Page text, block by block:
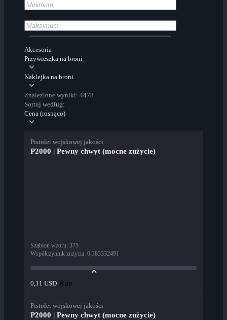
-
Akcesoria
Przywieszka na broni
Naklejka na broni
Znalezione wyniki: 4478
Sortuj według:
Cena (rosnąco)
Pistolet wojskowej jakości
P2000 | Pewny chwyt (mocne zużycie)
Szablon wzoru: 375
Współczynnik zużycia: 0,383332491
0,11 USD Kup
Pistolet wojskowej jakości
P2000 | Pewny chwyt (mocne zużycie)